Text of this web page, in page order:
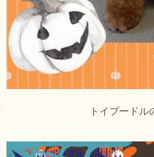
トイプード